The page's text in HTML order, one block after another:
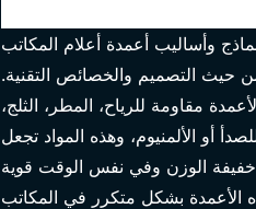
وأساليب أعمدة أعلام المكاتب
حيث التصميم والخصائص التقنية.
مقاومة للرياح، المطر، الثلج،
أو الألمنيوم، وهذه المواد تجعل
الأعمدة بشكل متكرر في المكاتب